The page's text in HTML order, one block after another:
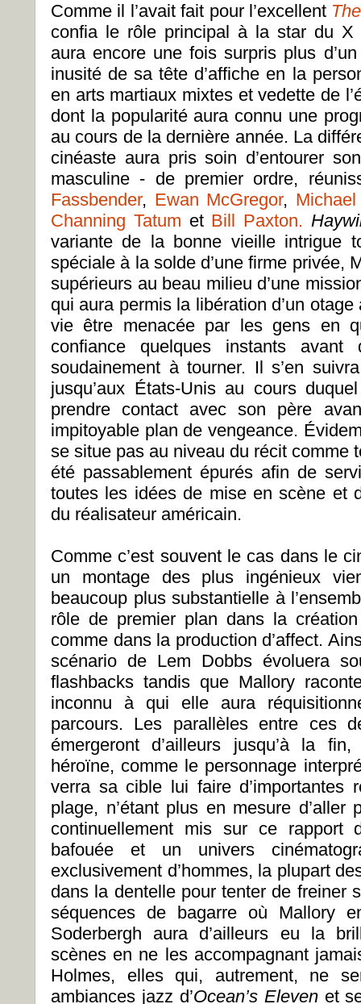
Comme il l’avait fait pour l’excellent
confia le rôle principal à la star du X
aura encore une fois surpris plus
inusité de sa tête d’affiche en la
en arts martiaux mixtes et vedette de
dont la popularité aura connu une
au cours de la dernière année. La
cinéaste aura pris soin d’entourer
masculine - de premier ordre,
Fassbender, Ewan McGregor,
Channing Tatum et Bill Paxton.
variante de la bonne vieille intrigue
spéciale à la solde d’une firme privée,
supérieurs au beau milieu d’une
qui aura permis la libération d’un
vie être menacée par les gens en
confiance quelques instants
soudainement à tourner. Il s’en
jusqu’aux États-Unis au cours
prendre contact avec son père
impitoyable plan de vengeance.
se situe pas au niveau du récit comme
été passablement épurés afin de
toutes les idées de mise en scène et
du réalisateur américain.
Comme c’est souvent le cas dans le
un montage des plus ingénieux
beaucoup plus substantielle à
rôle de premier plan dans la
comme dans la production d’affect.
scénario de Lem Dobbs évoluera
flashbacks tandis que Mallory
inconnu à qui elle aura
parcours. Les parallèles entre ces
émergeront d’ailleurs jusqu’à la
héroïne, comme le personnage
verra sa cible lui faire d’importantes
plage, n’étant plus en mesure d’aller
continuellement mis sur ce rapport
bafouée et un univers
exclusivement d’hommes, la plupart
dans la dentelle pour tenter de freiner
séquences de bagarre où Mallory
Soderbergh aura d’ailleurs eu la
scènes en ne les accompagnant
Holmes, elles qui, autrement, ne
ambiances jazz d’Ocean’s Elevenet